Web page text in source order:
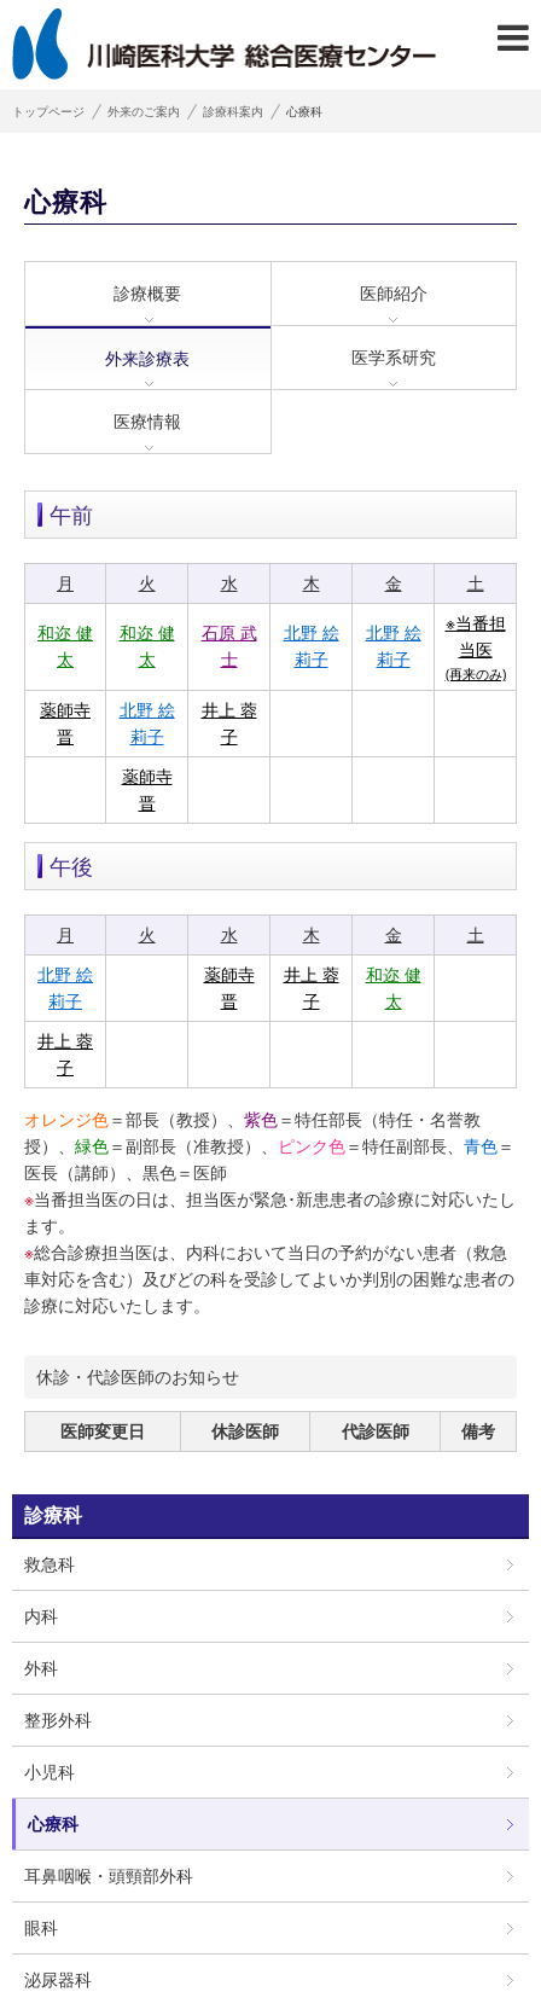
トップページ 外来のご案内 診療科案内 心療科
心療科
診療概要 医師紹介
外来診療表 医学系研究
医療情報
午前
月 火 水 木 金 土
和迩 健
太
和迩 健
太
石原 武
士
北野 絵
莉子
北野 絵
莉子
※当番担
当医
(再来のみ)
薬師寺
晋
北野 絵
莉子
井上 蓉
子
薬師寺
晋
午後
月 火 水 木 金
土
北野 絵
莉子
薬師寺
晋
井上 蓉
子
和迩 健
太
井上 蓉
子
オレンジ色＝部長（教授）、 紫色＝特任部長（特任・名誉教
授）、 緑色＝副部長（准教授）、 ピンク色＝特任副部長、 青色＝
医長（講師）、黒色＝医師
※当番担当医の日は、担当医が緊急･新患患者の診療に対応いたし
ます。
※総合診療担当医は、内科において当日の予約がない患者（救急
車対応を含む）及びどの科を受診してよいか判別の困難な患者の
診療に対応いたします。
休診・代診医師のお知らせ
医師変更日 休診医師 代診医師 備考
診療科
救急科
内科
外科
整形外科
小児科
心療科
耳鼻咽喉・頭頸部外科
眼科
泌尿器科